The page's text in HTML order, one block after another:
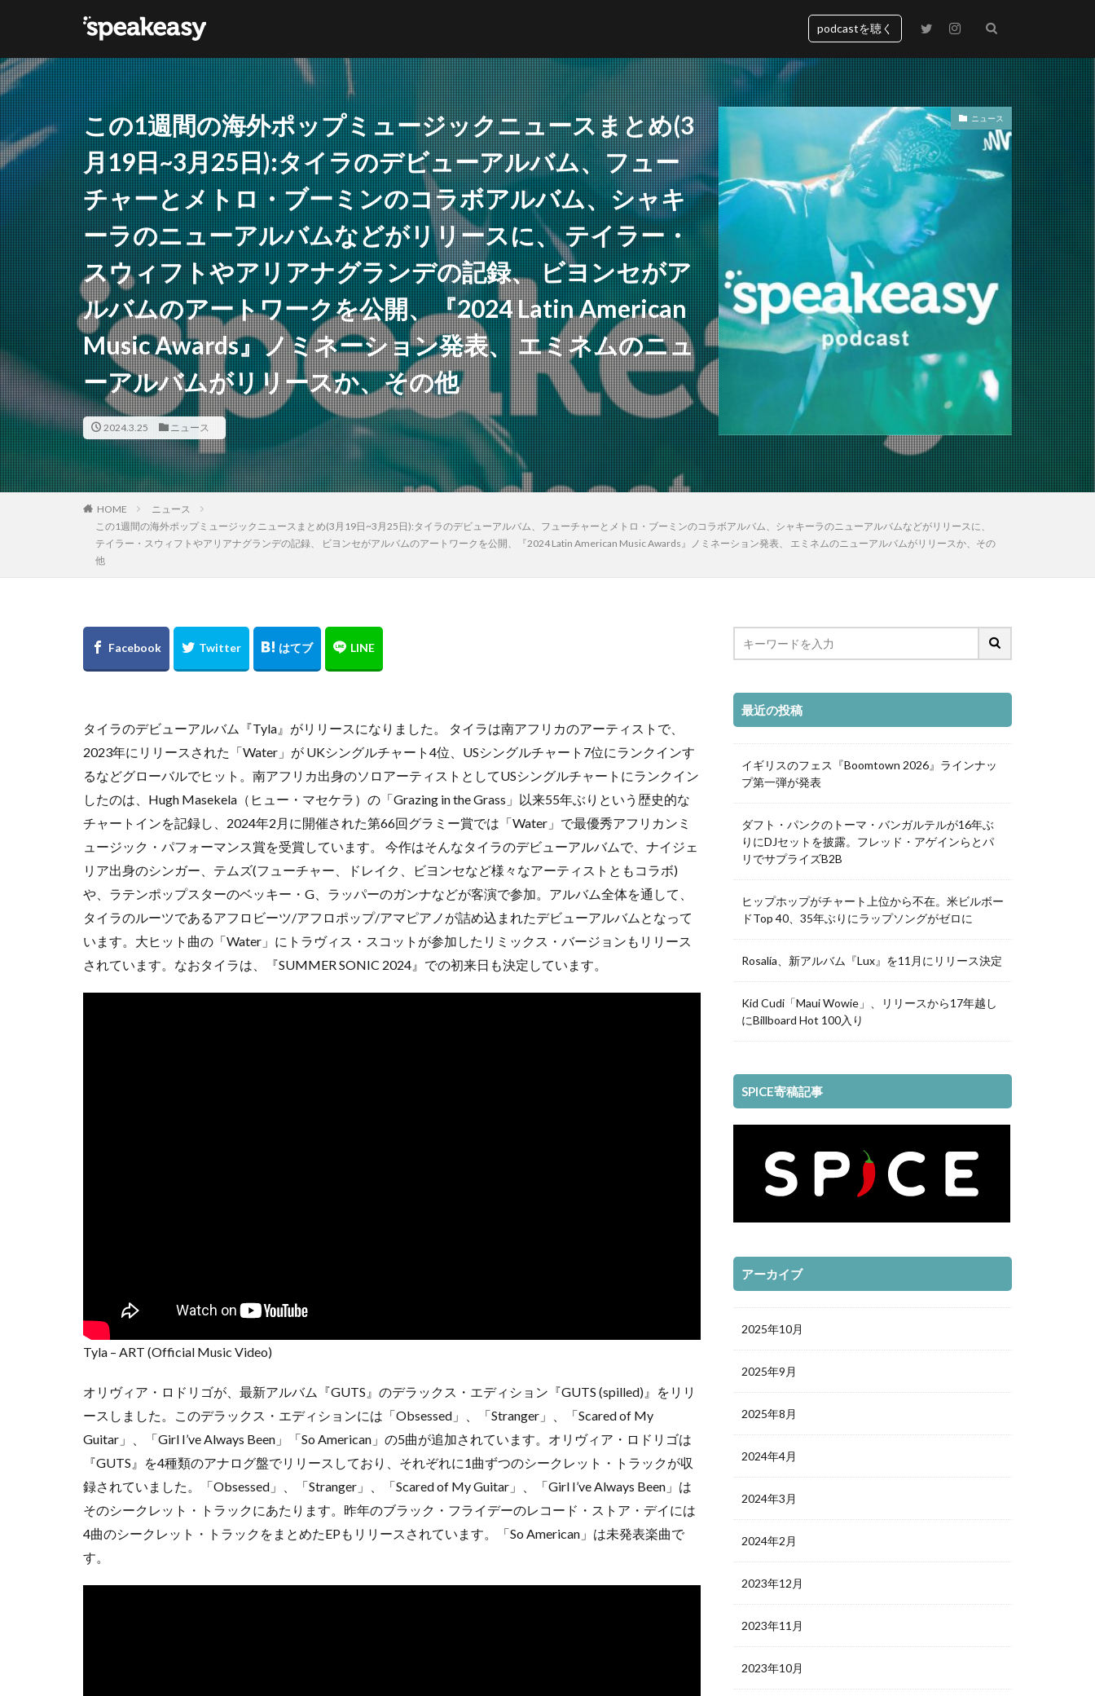
podcastを聴く
この1週間の海外ポップミュージックニュースまとめ(3
月19日~3月25日):タイラのデビューアルバム、フュー
チャーとメトロ・ブーミンのコラボアルバム、シャキ
ーラのニューアルバムなどがリリースに、 テイラー・
スウィフトやアリアナグランデの記録、 ビヨンセがア
ルバムのアートワークを公開、『2024 Latin American
Music Awards』ノミネーション発表、 エミネムのニュ
ーアルバムがリリースか、その他
2024.3.25 ニュース
ニュース
HOME
ニュース
この1週間の海外ポップミュージックニュースまとめ(3月19日~3月25日):タイラのデビューアルバム、フューチャーとメトロ・ブーミンのコラボアルバム、シャキーラのニューアルバムなどがリリースに、
テイラー・スウィフトやアリアナグランデの記録、 ビヨンセがアルバムのアートワークを公開、『2024 Latin American Music Awards』ノミネーション発表、 エミネムのニューアルバムがリリースか、その
他
タイラのデビューアルバム『Tyla』がリリースになりました。 タイラは南アフリカのアーティストで、
2023年にリリースされた「Water」が UKシングルチャート4位、USシングルチャート7位にランクインす
るなどグローバルでヒット。南アフリカ出身のソロアーティストとしてUSシングルチャートにランクイン
したのは、Hugh Masekela（ヒュー・マセケラ）の「Grazing in the Grass」以来55年ぶりという歴史的な
チャートインを記録し、2024年2月に開催された第66回グラミー賞では「Water」で最優秀アフリカンミ
ュージック・パフォーマンス賞を受賞しています。 今作はそんなタイラのデビューアルバムで、ナイジェ
リア出身のシンガー、テムズ(フューチャー、ドレイク、ビヨンセなど様々なアーティストともコラボ)
や、ラテンポップスターのベッキー・G、ラッパーのガンナなどが客演で参加。アルバム全体を通して、
タイラのルーツであるアフロビーツ/アフロポップ/アマピアノが詰め込まれたデビューアルバムとなって
います。大ヒット曲の「Water」にトラヴィス・スコットが参加したリミックス・バージョンもリリース
されています。なおタイラは、『SUMMER SONIC 2024』での初来日も決定しています。
Tyla – ART (Official Music Video)
オリヴィア・ロドリゴが、最新アルバム『GUTS』のデラックス・エディション『GUTS (spilled)』をリリ
ースしました。このデラックス・エディションには「Obsessed」、「Stranger」、「Scared of My
Guitar」、「Girl I’ve Always Been」「So American」の5曲が追加されています。オリヴィア・ロドリゴは
『GUTS』を4種類のアナログ盤でリリースしており、それぞれに1曲ずつのシークレット・トラックが収
録されていました。「Obsessed」、「Stranger」、「Scared of My Guitar」、「Girl I’ve Always Been」は
そのシークレット・トラックにあたります。昨年のブラック・フライデーのレコード・ストア・デイには
4曲のシークレット・トラックをまとめたEPもリリースされています。「So American」は未発表楽曲で
す。
最近の投稿
イギリスのフェス『Boomtown 2026』ラインナッ
プ第一弾が発表
ダフト・パンクのトーマ・バンガルテルが16年ぶ
りにDJセットを披露。フレッド・アゲインらとパ
リでサプライズB2B
ヒップホップがチャート上位から不在。米ビルボー
ドTop 40、35年ぶりにラップソングがゼロに
Rosalía、新アルバム『Lux』を11月にリリース決定
Kid Cudi「Maui Wowie」、リリースから17年越し
にBillboard Hot 100入り
SPICE寄稿記事
アーカイブ
2025年10月
2025年9月
2025年8月
2024年4月
2024年3月
2024年2月
2023年12月
2023年11月
2023年10月
カテゴリー
タグ
Lana Del Ray NFT ブリットアウォーズ
検索